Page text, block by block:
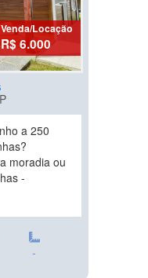
Venda/Locação
R$ 6.000
a 250
moradia ou
-
-